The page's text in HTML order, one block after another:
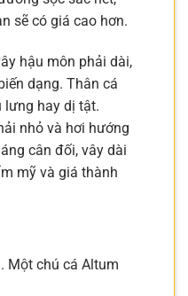
sẽ có giá cao hơn.
hậu môn phải dài,
dạng. Thân cá
lưng hay dị tật.
nhỏ và hơi hướng
cân đối, vây dài
mỹ và giá thành
Một chú cá Altum